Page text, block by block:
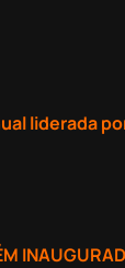
liderada